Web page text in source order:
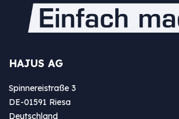
HAJUS AG
Spinnereistraße 3
DE-01591 Riesa
Deutschland